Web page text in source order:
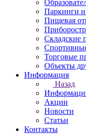
Паркинги
Пищевая
Складские
Торговые
Объекты
Информация
Назад
Акции
Новости
Статьи
Контакты